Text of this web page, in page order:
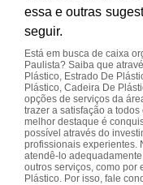
essa e outras
seguir.
Está em busca de caixa
Paulista? Saiba que
Plástico, Estrado De
Plástico, Cadeira De
opções de serviços da
trazer a satisfação a
melhor destaque é
possível através do
profissionais experientes.
atendê-lo
outros serviços, como por
Plástico. Por isso, fale